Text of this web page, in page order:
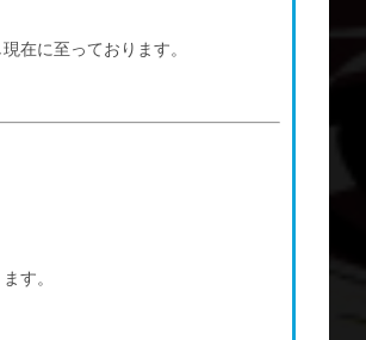
在に至っております。
す。